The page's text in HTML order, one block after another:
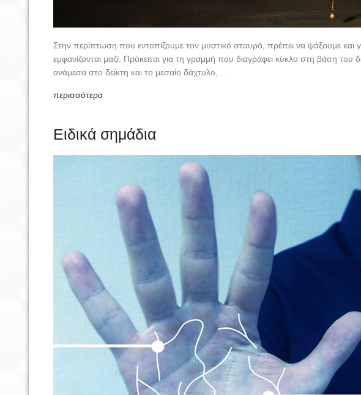
Στην περίπτωση που εντοπίζουμε τον μυστικό σταυρό, πρέπει να ψάξουμε και
εμφανίζονται μαζί. Πρόκειται για τη γραμμή που διαγράφει κύκλο στη βάση του
ανάμεσα στο δείκτη και το μεσαίο δάχτυλο, ...
περισσότερα
Ειδικά σημάδια